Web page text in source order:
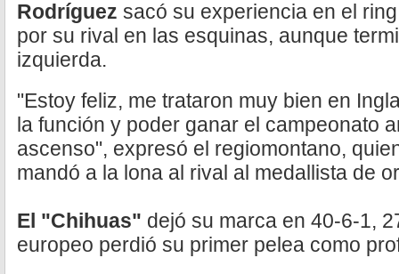
Rodríguez sacó su experiencia en el
por su rival en las esquinas, aunque
izquierda.
"Estoy feliz, me trataron muy bien en
la función y poder ganar el campeonato
ascenso", expresó el regiomontano,
mandó a la lona al rival al medallista de
El "Chihuas" dejó su marca en 40-6-1,
europeo perdió su primer pelea como